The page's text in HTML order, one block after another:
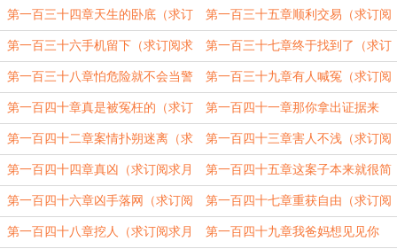
（求订阅求月票） 订阅求月票）
第一百三十四章天生的卧底（求订
阅求月票）
第一百三十五章顺利交易（求订阅
求月票）
第一百三十六手机留下（求订阅求
月票）
第一百三十七章终于找到了（求订
阅求月票）
第一百三十八章怕危险就不会当警
察了（求订阅求月票）
第一百三十九章有人喊冤（求订阅
求月票）
第一百四十章真是被冤枉的（求订
阅求月票）
第一百四十一章那你拿出证据来
（求订阅求月票）
第一百四十二章案情扑朔迷离（求
订阅求月票）
第一百四十三章害人不浅（求订阅
求月票）
第一百四十四章真凶（求订阅求月
票）
第一百四十五章这案子本来就很简
单（求订阅求月票）
第一百四十六章凶手落网（求订阅
求月票）
第一百四十七章重获自由（求订阅
求月票）
第一百四十八章挖人（求订阅求月 第一百四十九章我爸妈想见见你